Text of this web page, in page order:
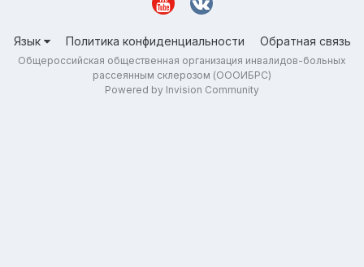
Язык Политика конфиденциальности Обратная связь
Общероссийская общественная организация инвалидов-больных
рассеянным склерозом (ОООИБРС)
Powered by Invision Community